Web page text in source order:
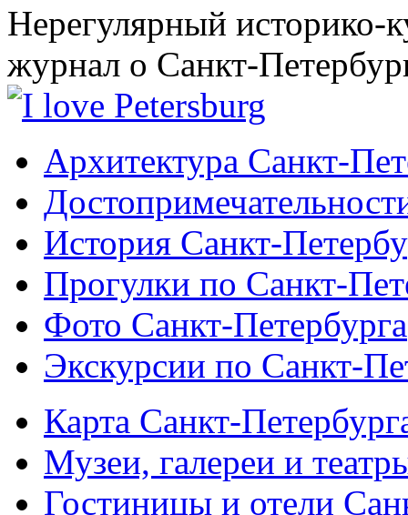
Нерегулярный историко-
журнал о Санкт-
Архитектура Санкт-
История Санкт-
Прогулки по Санкт-
Фото Санкт-Петербурга
Экскурсии по Санкт-
Карта Санкт-
Музеи, галереи и
Гостиницы и отели